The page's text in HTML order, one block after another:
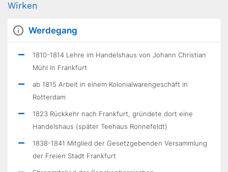
Wirken
Werdegang
1810-1814 Lehre im Handelshaus von Johann Christian
Mühl in Frankfurt
ab 1815 Arbeit in einem Kolonialwarengeschäft in
Rotterdam
1823 Rückkehr nach Frankfurt, gründete dort eine
Handelshaus (später Teehaus Ronnefeldt)
1838-1841 Mitglied der Gesetzgebenden Versammlung
der Freien Stadt Frankfurt